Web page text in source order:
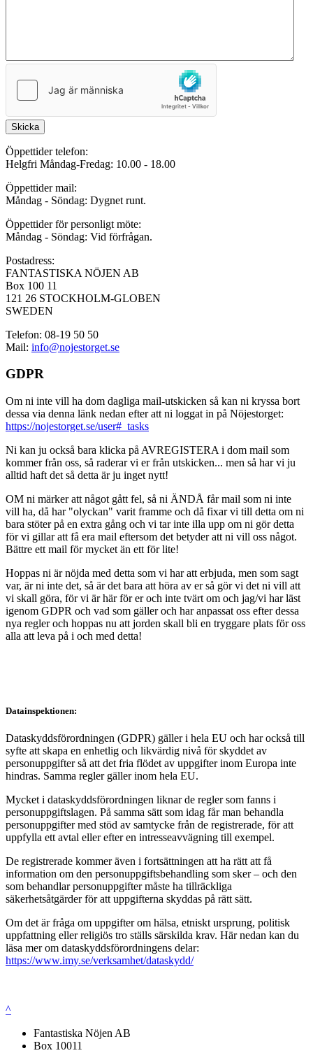
Skicka
Öppettider telefon:
Helgfri Måndag-Fredag: 10.00 - 18.00
Öppettider mail:
Måndag - Söndag: Dygnet runt.
Öppettider för personligt möte:
Måndag - Söndag: Vid förfrågan.
Postadress:
FANTASTISKA NÖJEN AB
Box 100 11
121 26 STOCKHOLM-GLOBEN
SWEDEN
Telefon: 08-19 50 50
Mail: info@nojestorget.se
GDPR
Om ni inte vill ha dom dagliga mail-utskicken så kan ni kryssa bort
dessa via denna länk nedan efter att ni loggat in på Nöjestorget:
https://nojestorget.se/user#_tasks
Ni kan ju också bara klicka på AVREGISTERA i dom mail som
kommer från oss, så raderar vi er från utskicken... men så har vi ju
alltid haft det så detta är ju inget nytt!
OM ni märker att något gått fel, så ni ÄNDÅ får mail som ni inte
vill ha, då har "olyckan" varit framme och då fixar vi till detta om ni
bara stöter på en extra gång och vi tar inte illa upp om ni gör detta
för vi gillar att få era mail eftersom det betyder att ni vill oss något.
Bättre ett mail för mycket än ett för lite!
Hoppas ni är nöjda med detta som vi har att erbjuda, men som sagt
var, är ni inte det, så är det bara att höra av er så gör vi det ni vill att
vi skall göra, för vi är här för er och inte tvärt om och jag/vi har läst
igenom GDPR och vad som gäller och har anpassat oss efter dessa
nya regler och hoppas nu att jorden skall bli en tryggare plats för oss
alla att leva på i och med detta!
Datainspektionen:
Dataskyddsförordningen (GDPR) gäller i hela EU och har också till
syfte att skapa en enhetlig och likvärdig nivå för skyddet av
personuppgifter så att det fria flödet av uppgifter inom Europa inte
hindras. Samma regler gäller inom hela EU.
Mycket i dataskyddsförordningen liknar de regler som fanns i
personuppgiftslagen. På samma sätt som idag får man behandla
personuppgifter med stöd av samtycke från de registrerade, för att
uppfylla ett avtal eller efter en intresseavvägning till exempel.
De registrerade kommer även i fortsättningen att ha rätt att få
information om den personuppgiftsbehandling som sker – och den
som behandlar personuppgifter måste ha tillräckliga
säkerhetsåtgärder för att uppgifterna skyddas på rätt sätt.
Om det är fråga om uppgifter om hälsa, etniskt ursprung, politisk
uppfattning eller religiös tro ställs särskilda krav. Här nedan kan du
läsa mer om dataskyddsförordningens delar:
https://www.imy.se/verksamhet/dataskydd/
^
Fantastiska Nöjen AB
Box 10011